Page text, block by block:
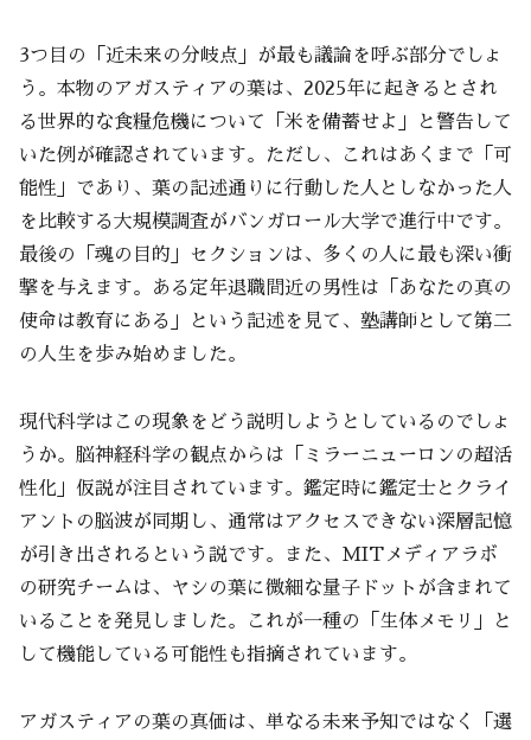
3つ目の「近未来の分岐点」が最も議論を呼ぶ部分でしょ
う。本物のアガスティアの葉は、2025年に起きるとされ
る世界的な食糧危機について「米を備蓄せよ」と警告して
いた例が確認されています。ただし、これはあくまで「可
能性」であり、葉の記述通りに行動した人としなかった人
を比較する大規模調査がバンガロール大学で進行中です。
最後の「魂の目的」セクションは、多くの人に最も深い衝
撃を与えます。ある定年退職間近の男性は「あなたの真の
使命は教育にある」という記述を見て、塾講師として第二
の人生を歩み始めました。
現代科学はこの現象をどう説明しようとしているのでしょ
うか。脳神経科学の観点からは「ミラーニューロンの超活
性化」仮説が注目されています。鑑定時に鑑定士とクライ
アントの脳波が同期し、通常はアクセスできない深層記憶
が引き出されるという説です。また、MITメディアラボ
の研究チームは、ヤシの葉に微細な量子ドットが含まれて
いることを発見しました。これが一種の「生体メモリ」と
して機能している可能性も指摘されています。
アガスティアの葉の真価は、単なる未来予知ではなく「選